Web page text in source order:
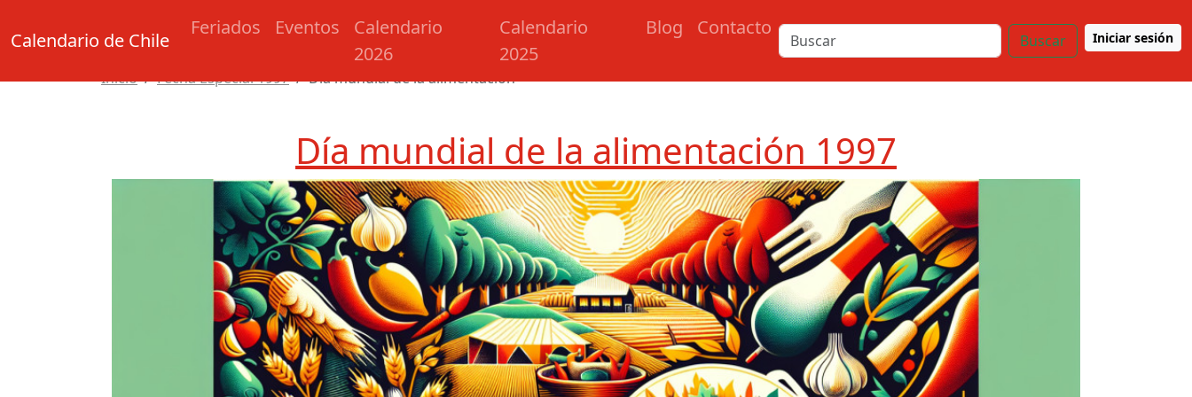
Calendario de Chile
Feriados Eventos
Calendario
2026
Calendario
2025
Blog Contacto
Buscar Iniciar sesión
Inicio Fecha Especial 1997 Día mundial de la alimentación
Día mundial de la alimentación 1997